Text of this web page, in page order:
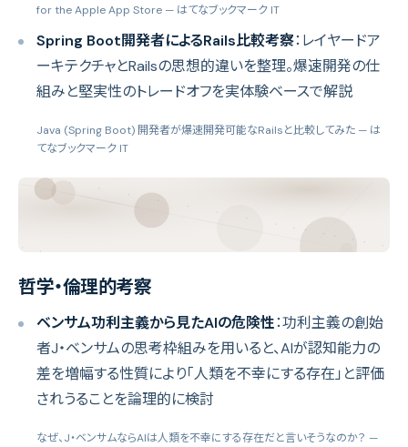
for the Apple App Store — はてなブックマーク IT
Spring Boot開発者によるRails比較考察：レイヤードア
ーキテクチャとRailsの思想的違いを整理。爆速開発の仕
組みと堅実性のトレードオフを実体験ベースで解説
Java (Spring Boot) 開発者が爆速開発可能なRailsと比較してみた — は
てなブックマーク IT
哲学・倫理的考察
ベンサム功利主義から見たAIの危険性：功利主義の創始
者J・ベンサムの思考枠組みを用いると、AIが認知能力の
差を増幅する性質により「人類を不幸にする存在」と評価
されうることを論理的に検討
なぜ、J・ベンサムならAIは人類を不幸にする存在だと言いそうなのか？ —